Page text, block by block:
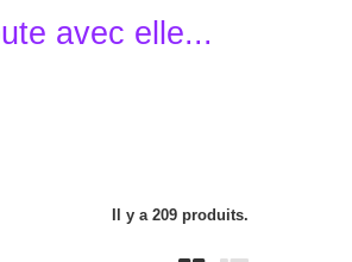
avec elle...
Il y a 209 produits.